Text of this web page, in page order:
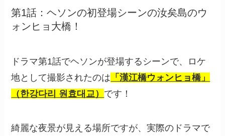
第1話：ヘソンの初登場シーンの汝矣島のウ
ォンヒョ大橋！
ドラマ第1話でヘソンが登場するシーンで、ロケ
地として撮影されたのは 「漢江橋ウォンヒョ橋」
（한강다리 원효대교） です！
綺麗な夜景が見える場所ですが、実際のドラマで